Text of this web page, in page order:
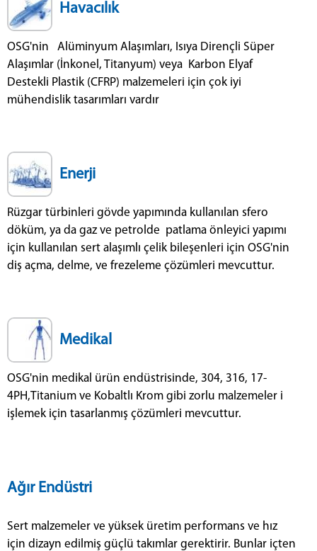
Havacılık
OSG'nin Alüminyum Alaşımları, Isıya Dirençli Süper
Alaşımlar (İnkonel, Titanyum) veya Karbon Elyaf
Destekli Plastik (CFRP) malzemeleri için çok iyi
mühendislik tasarımları vardır
Enerji
Rüzgar türbinleri gövde yapımında kullanılan sfero
döküm, ya da gaz ve petrolde patlama önleyici yapımı
için kullanılan sert alaşımlı çelik bileşenleri için OSG'nin
diş açma, delme, ve frezeleme çözümleri mevcuttur.
Medikal
OSG'nin medikal ürün endüstrisinde, 304, 316, 17-
4PH,Titanium ve Kobaltlı Krom gibi zorlu malzemeler i
işlemek için tasarlanmış çözümleri mevcuttur.
Ağır Endüstri
Sert malzemeler ve yüksek üretim performans ve hız
için dizayn edilmiş güçlü takımlar gerektirir. Bunlar içten